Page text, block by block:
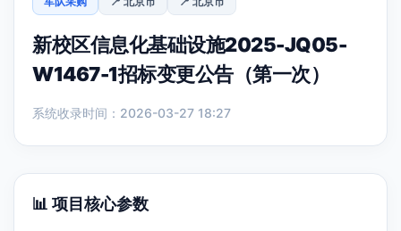
新校区信息化基础设施2025-JQ05-
W1467-1招标变更公告（第一次）
系统收录时间：2026-03-27 18:27
📊 项目核心参数